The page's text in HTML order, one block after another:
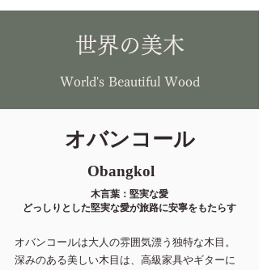
世界の美木
World's Beautiful Wood
オバンコール
Obangkol
木言葉：堅実な愛
どっしりとした堅実な愛が旅路に安寧をもたらす
オバンコールは大人の雰囲気漂う独特な木目。
深みのある美しい木目は、高級家具やギターに